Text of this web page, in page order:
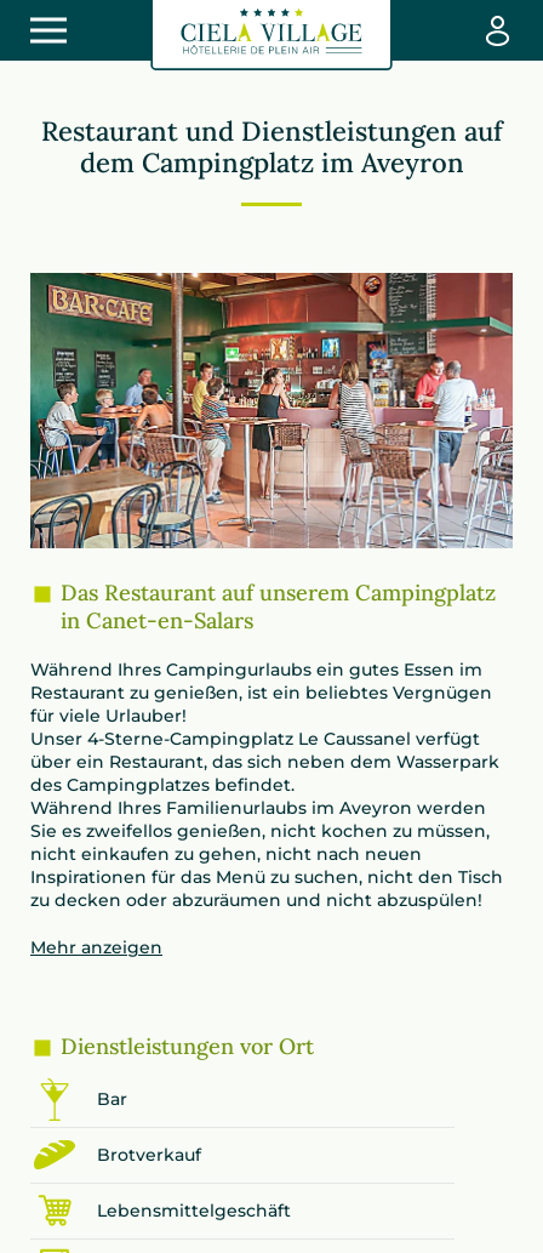
Restaurant und Dienstleistungen auf
dem Campingplatz im Aveyron
Das Restaurant auf unserem Campingplatz
in Canet-en-Salars
Während Ihres Campingurlaubs ein gutes Essen im
Restaurant zu genießen, ist ein beliebtes Vergnügen
für viele Urlauber!
Unser 4-Sterne-Campingplatz Le Caussanel verfügt
über ein Restaurant, das sich neben dem Wasserpark
des Campingplatzes befindet.
Während Ihres Familienurlaubs im Aveyron werden
Sie es zweifellos genießen, nicht kochen zu müssen,
nicht einkaufen zu gehen, nicht nach neuen
Inspirationen für das Menü zu suchen, nicht den Tisch
zu decken oder abzuräumen und nicht abzuspülen!
Mehr anzeigen
Dienstleistungen vor Ort
Bar
Brotverkauf
Lebensmittelgeschäft